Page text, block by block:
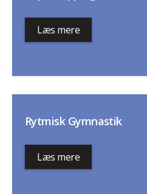
Læs mere
Rytmisk Gymnastik
Læs mere